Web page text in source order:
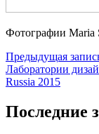
Фотографии Maria
Навигация
по
Предыдущая
Лаборатории
Russia 2015
Последние